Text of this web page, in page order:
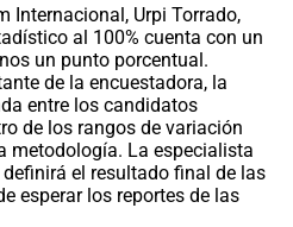
Internacional, Urpi Torrado,
al 100% cuenta con un
un punto porcentual.
de la encuestadora, la
entre los candidatos
de los rangos de variación
metodología. La especialista
el resultado final de las
esperar los reportes de las